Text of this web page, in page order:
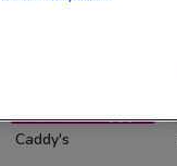
Caddy's